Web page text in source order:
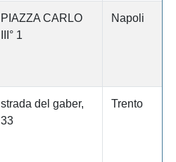
PIAZZA CARLO
III° 1
Napoli
strada del gaber,
33
Trento